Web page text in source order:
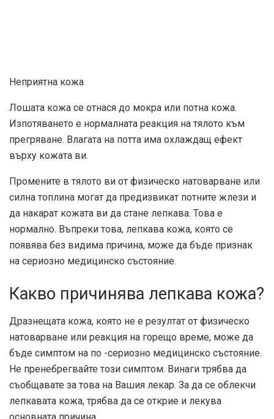
Неприятна кожа
Лошата кожа се отнася до мокра или потна кожа.
Изпотяването е нормалната реакция на тялото към
прегряване. Влагата на потта има охлаждащ ефект
върху кожата ви.
Промените в тялото ви от физическо натоварване или
силна топлина могат да предизвикат потните жлези и
да накарат кожата ви да стане лепкава. Това е
нормално. Въпреки това, лепкава кожа, която се
появява без видима причина, може да бъде признак
на сериозно медицинско състояние.
Какво причинява лепкава кожа?
Дразнещата кожа, която не е резултат от физическо
натоварване или реакция на горещо време, може да
бъде симптом на по -сериозно медицинско състояние.
Не пренебрегвайте този симптом. Винаги трябва да
съобщавате за това на Вашия лекар. За да се облекчи
лепкавата кожа, трябва да се открие и лекува